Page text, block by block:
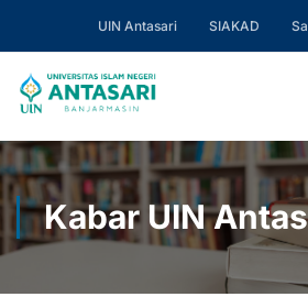
UIN Antasari SIAKAD
Kabar UIN